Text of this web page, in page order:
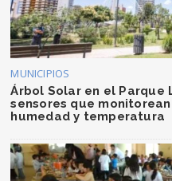
MUNICIPIOS
Árbol Solar en el Parque
sensores que
humedad y temperatura